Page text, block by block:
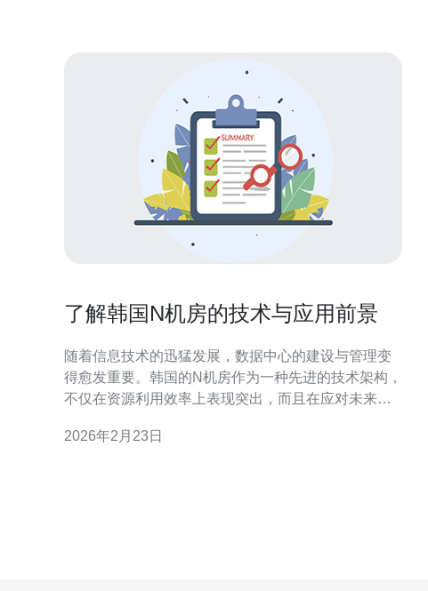
了解韩国N机房的技术与应用前景
随着信息技术的迅猛发展，数据中心的建设与管理变
得愈发重要。韩国的N机房作为一种先进的技术架构，
不仅在资源利用效率上表现突出，而且在应对未来数
探讨N机房的技术特点、应用场景以及未来的发展趋
2026年2月23日